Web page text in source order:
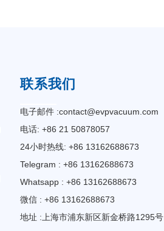
联系我们
电子邮件 :contact@evpvacuum.com
电话: +86 21 50878057
24小时热线: +86 13162688673
Telegram : +86 13162688673
Whatsapp : +86 13162688673
微信 : +86 13162688673
地址 :上海市浦东新区新金桥路1295号